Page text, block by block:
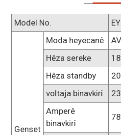
Model No.
Genset
Moda heyecanê
Hêza sereke
Hêza standby
voltaja binavkirî
Amperê
binavkirî